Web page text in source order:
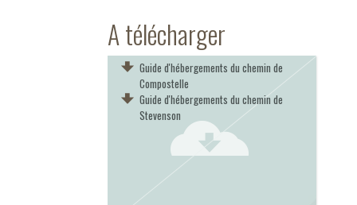
A télécharger
Guide d'hébergements du chemin de
Compostelle
Guide d'hébergements du chemin de
Stevenson